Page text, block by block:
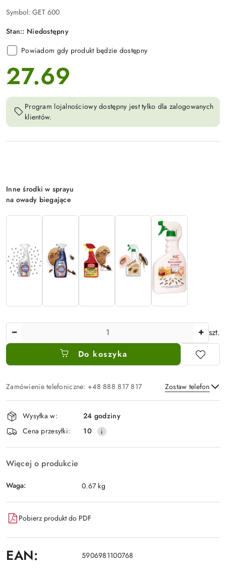
Symbol: GET 600
Stan:: Niedostępny
Powiadom gdy produkt będzie dostępny
cena:
27.69
Program lojalnościowy dostępny jest tylko dla zalogowanych
klientów.
Wariant
Inne środki w sprayu
na owady biegające
szt.
Do koszyka
Zamówienie telefoniczne: +48 888 817 817 Zostaw telefon
Wyślij
Dostępność
i
dostawa
Wysyłka w:
24 godziny
Cena przesyłki:
10
Więcej o produkcie
Waga: 0.67 kg
Pobierz produkt do PDF
EAN: 5906981100768